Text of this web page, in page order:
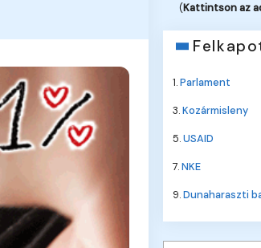
(Kattintson az
1.Parlament
3.Kozármisleny
5.USAID
7.NKE
9.Dunaharaszti